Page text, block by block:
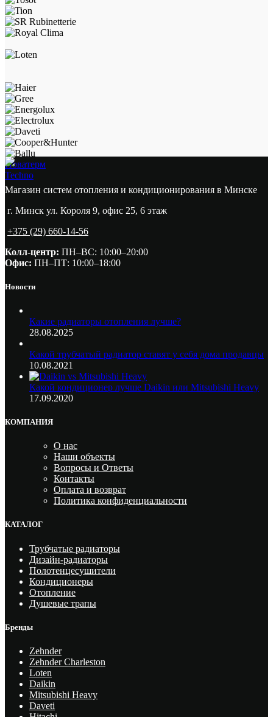
Новатерм
Techno
Магазин систем отопления и кондиционирования в Минске
г. Минск ул. Короля 9, офис 25, 6 этаж
+375 (29) 660-14-56
Колл-центр: ПН–ВС: 10:00–20:00​
Офис: ПН–ПТ: 10:00–18:00
Новости
Какие радиаторы отопления лучше?
28.08.2025
Какой трубчатый радиатор ставят у себя дома продавцы
10.08.2021
Какой кондиционер лучше Daikin или Mitsubishi Heavy
17.09.2020
КОМПАНИЯ
О нас
Наши объекты
Вопросы и Ответы
Контакты
Оплата и возврат
Политика конфиденциальности
КАТАЛОГ
Трубчатые радиаторы
Дизайн-радиаторы
Полотенцесушители
Кондиционеры
Отопление
Душевые трапы
Бренды
Zehnder
Zehnder Charleston
Loten
Daikin
Mitsubishi Heavy
Daveti